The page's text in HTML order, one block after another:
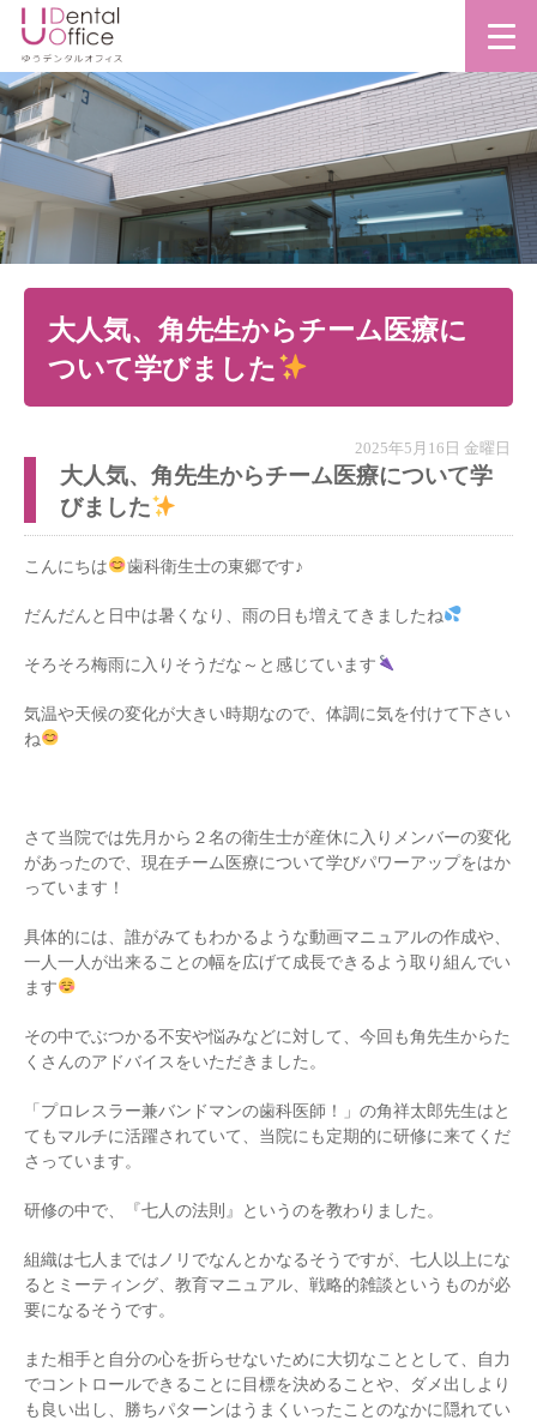
大人気、角先生からチーム医療に
ついて学びました
2025年5月16日 金曜日
大人気、角先生からチーム医療について学
びました
こんにちは 歯科衛生士の東郷です♪
だんだんと日中は暑くなり、雨の日も増えてきましたね
そろそろ梅雨に入りそうだな～と感じています
気温や天候の変化が大きい時期なので、体調に気を付けて下さい
ね
さて当院では先月から２名の衛生士が産休に入りメンバーの変化
があったので、現在チーム医療について学びパワーアップをはか
っています！
具体的には、誰がみてもわかるような動画マニュアルの作成や、
一人一人が出来ることの幅を広げて成長できるよう取り組んでい
ます
その中でぶつかる不安や悩みなどに対して、今回も角先生からた
くさんのアドバイスをいただきました。
「プロレスラー兼バンドマンの歯科医師！」の角祥太郎先生はと
てもマルチに活躍されていて、当院にも定期的に研修に来てくだ
さっています。
研修の中で、『七人の法則』というのを教わりました。
組織は七人まではノリでなんとかなるそうですが、七人以上にな
るとミーティング、教育マニュアル、戦略的雑談というものが必
要になるそうです。
また相手と自分の心を折らせないために大切なこととして、自力
でコントロールできることに目標を決めることや、ダメ出しより
も良い出し、勝ちパターンはうまくいったことのなかに隠れてい